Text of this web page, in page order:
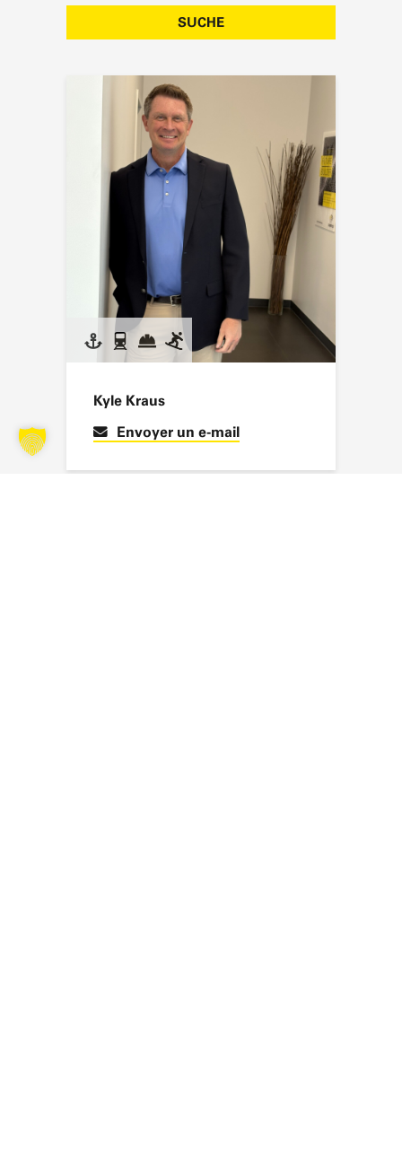
SUCHE
Kyle Kraus
Envoyer un e-mail